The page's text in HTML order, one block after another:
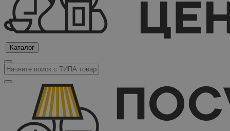
Каталог